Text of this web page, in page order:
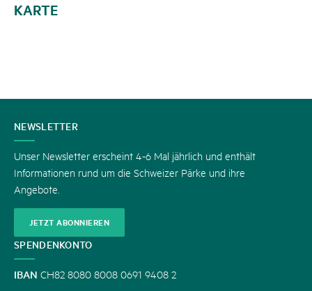
KARTE
KONTAKT
NEWSLETTER
Unser Newsletter erscheint 4-6 Mal jährlich und enthält
Informationen rund um die Schweizer Pärke und ihre
Angebote.
JETZT ABONNIEREN
SPENDENKONTO
IBAN CH82 8080 8008 0691 9408 2